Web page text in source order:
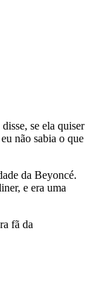
se ela quiser
não sabia o que
da Beyoncé.
e era uma
fã da